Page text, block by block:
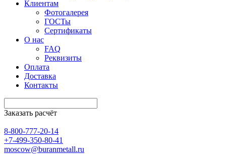
Клиентам
Фотогалерея
ГОСТы
Сертификаты
О нас
FAQ
Реквизиты
Оплата
Доставка
Контакты
Заказать расчёт
8-800-777-20-14
+7-499-350-80-41
moscow@buranmetall.ru